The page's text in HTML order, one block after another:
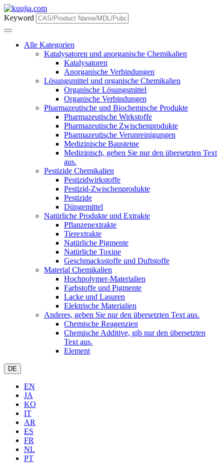
Keyword
Alle Kategorien
Katalysatoren und anorganische Chemikalien
Katalysatoren
Anorganische Verbindungen
Lösungsmittel und organische Chemikalien
Organische Lösungsmittel
Organische Verbindungen
Pharmazeutische und Biochemische Produkte
Pharmazeutische Wirkstoffe
Pharmazeutische Zwischenprodukte
Pharmazeutische Verunreinigungen
Medizinische Bausteine
Medizinisch, geben Sie nur den übersetzten Text
aus.
Pestizide Chemikalien
Pestizidwirkstoffe
Pestizid-Zwischenprodukte
Pestizide
Düngemittel
Natürliche Produkte und Extrakte
Pflanzenextrakte
Tierextrakte
Natürliche Pigmente
Natürliche Toxine
Geschmacksstoffe und Duftstoffe
Material Chemikalien
Hochpolymer-Materialien
Farbstoffe und Pigmente
Lacke und Lasuren
Elektrische Materialien
Anderes, geben Sie nur den übersetzten Text aus.
Chemische Reagenzien
Chemische Additive, gib nur den übersetzten
Text aus.
Element
DE
EN
JA
KO
IT
AR
ES
FR
NL
PT